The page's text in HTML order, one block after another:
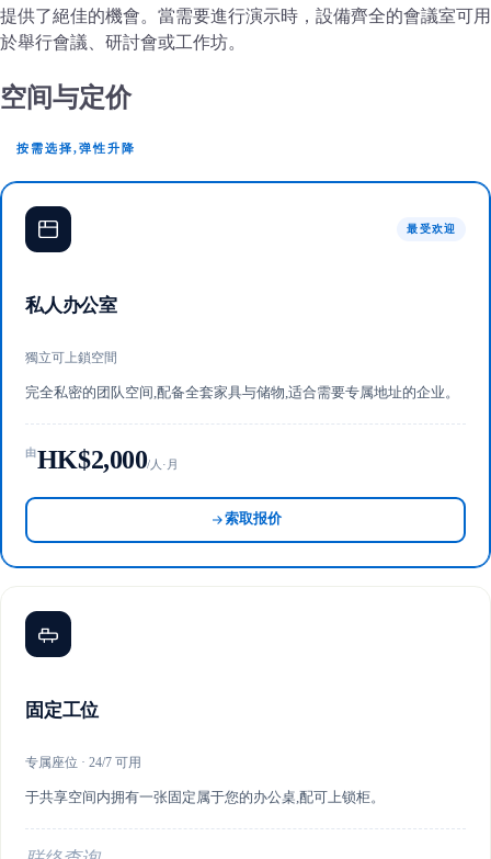
提供了絕佳的機會。當需要進行演示時，設備齊全的會議室可用
於舉行會議、研討會或工作坊。
空间与定价
按需选择,弹性升降
最受欢迎
私人办公室
獨立可上鎖空間
完全私密的团队空间,配备全套家具与储物,适合需要专属地址的企业。
由HK$2,000/人·月
索取报价
固定工位
专属座位 · 24/7 可用
于共享空间内拥有一张固定属于您的办公桌,配可上锁柜。